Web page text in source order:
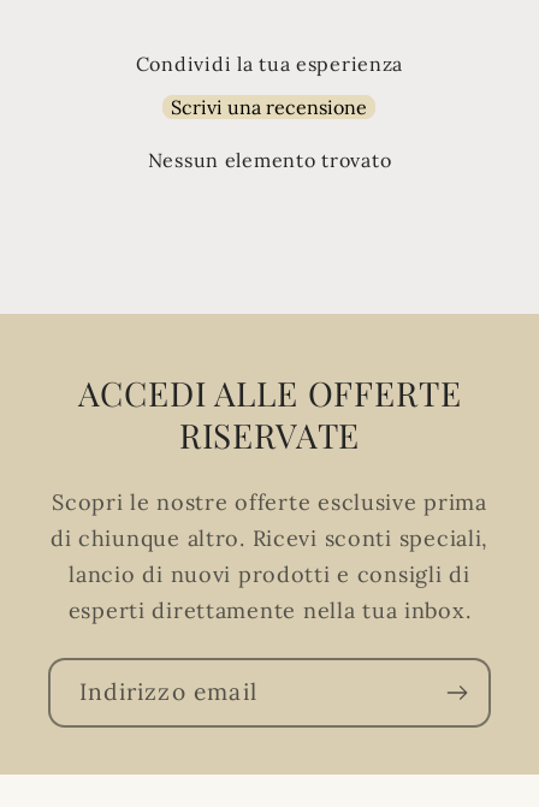
Condividi la tua esperienza
Scrivi una recensione
Nessun elemento trovato
ACCEDI ALLE OFFERTE
RISERVATE
Scopri le nostre offerte esclusive prima
di chiunque altro. Ricevi sconti speciali,
lancio di nuovi prodotti e consigli di
esperti direttamente nella tua inbox.
Indirizzo email